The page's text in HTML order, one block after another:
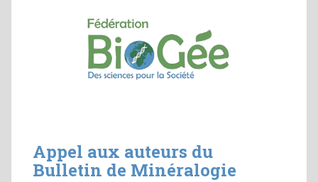
Appel aux auteurs du
Bulletin de Minéralogie